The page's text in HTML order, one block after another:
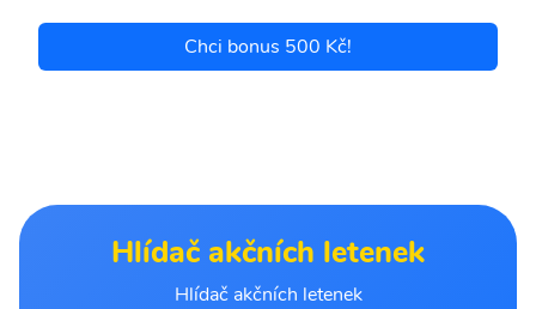
Chci bonus 500 Kč!
Hlídač akčních letenek
Hlídač akčních letenek